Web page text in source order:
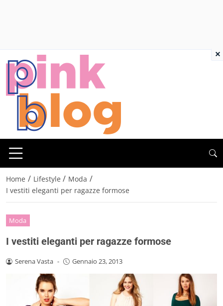
Home / Lifestyle / Moda /
I vestiti eleganti per ragazze formose
Moda
I vestiti eleganti per ragazze formose
Serena Vasta - Gennaio 23, 2013
×